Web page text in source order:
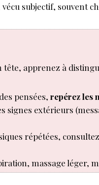
subjectif, souvent
tête, apprenez à
pensées, repérez les
signes extérieurs
répétées,
massage léger,